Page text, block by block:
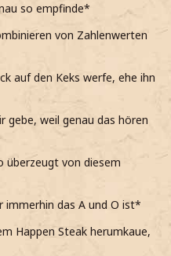
so empfinde*
von Zahlenwerten
auf den Keks werfe, ehe ihn
gebe, weil genau das hören
überzeugt von diesem
immerhin das A und O ist*
Happen Steak herumkaue,